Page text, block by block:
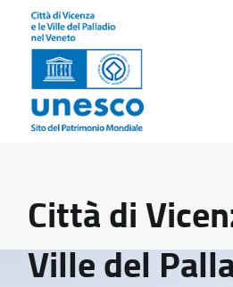
Città di
Ville del